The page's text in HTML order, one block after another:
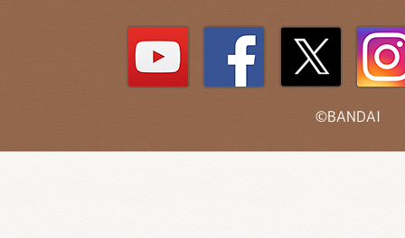
©BANDAI